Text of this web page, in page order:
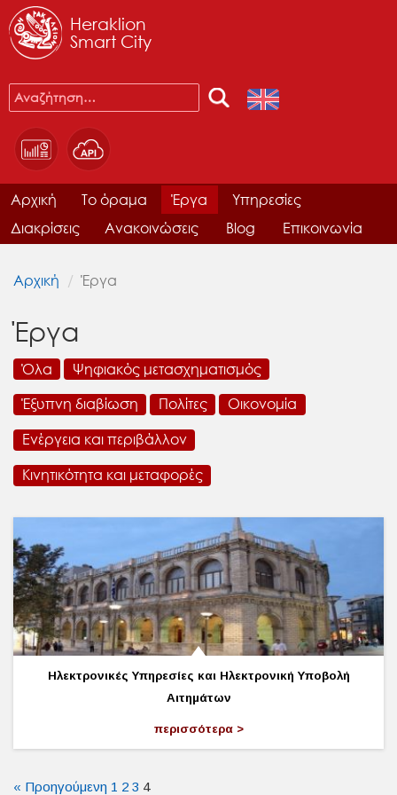
Heraklion
Smart City
Αρχική Το όραμα Έργα
Υπηρεσίες
Διακρίσεις
Ανακοινώσεις Blog Επικοινωνία
Αρχική Έργα
Έργα
Όλα
Ψηφιακός μετασχηματισμός
Έξυπνη διαβίωση
Πολίτες
Οικονομία
Ενέργεια και περιβάλλον
Κινητικότητα και μεταφορές
Ηλεκτρονικές Υπηρεσίες και Ηλεκτρονική Υποβολή
Αιτημάτων
περισσότερα
« Προηγούμενη 1 2 3 4